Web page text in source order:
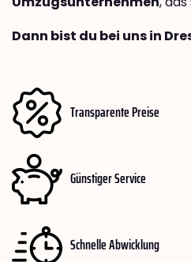
Dann bist du bei uns in
Transparente Preise
Günstiger Service
Schnelle Abwicklung